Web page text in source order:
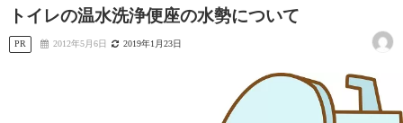
トイレの温水洗浄便座の水勢について
PR 2012年5月6日 2019年1月23日